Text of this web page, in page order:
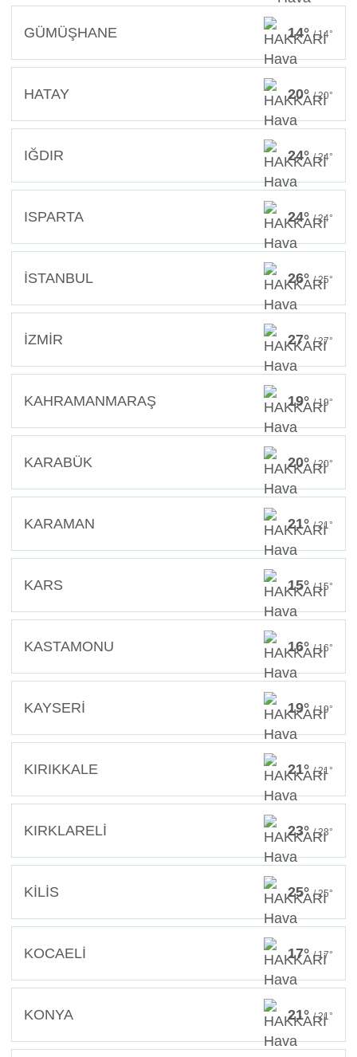
GÜMÜŞHANE 14° / 14°
HATAY 20° / 20°
IĞDIR 24° / 24°
ISPARTA 24° / 24°
İSTANBUL 26° / 25°
İZMİR 27° / 27°
KAHRAMANMARAŞ 19° / 19°
KARABÜK 20° / 20°
KARAMAN 21° / 21°
KARS 15° / 15°
KASTAMONU 16° / 16°
KAYSERİ 19° / 19°
KIRIKKALE 21° / 21°
KIRKLARELİ 23° / 23°
KİLİS 25° / 25°
KOCAELİ 17° / 17°
KONYA 21° / 21°